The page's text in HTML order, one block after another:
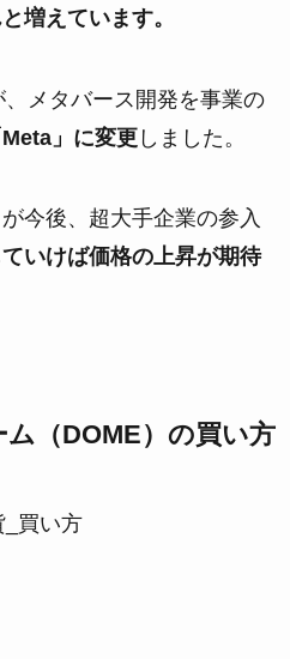
増えています。
メタバース開発を事業の
」に変更しました。
今後、超大手企業の参入
いけば価格の上昇が期待
（DOME）の買い方